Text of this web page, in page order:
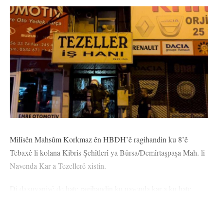
Milîsên Mahsûm Korkmaz ên HBDH’ê ragihandin ku 8’ê
Tebaxê li kolana Kibris Şehîtlerî ya Bûrsa/Demîrtaşpaşa Mah. li
Navenda Kar a Tezellerê xistin.